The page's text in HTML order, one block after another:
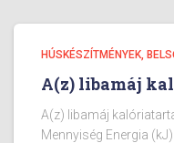
HÚSKÉSZÍTMÉNYEK,
A(z) libamáj
A(z) libamáj
Mennyiség Energia